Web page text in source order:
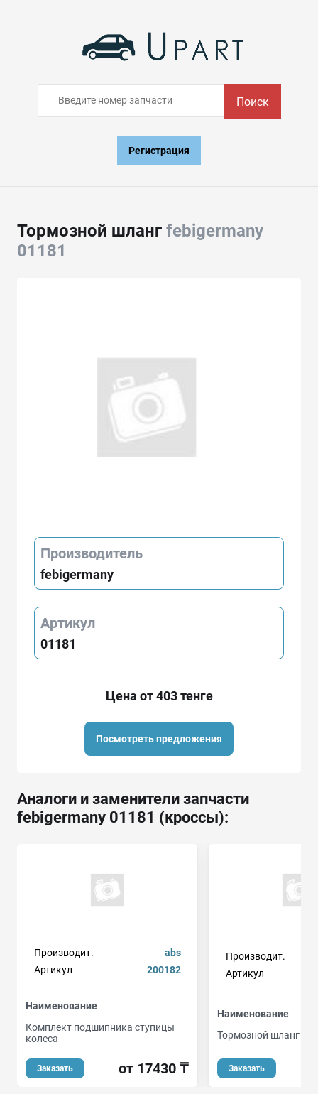
Поиск
Регистрация
Тормозной шланг febigermany
01181
Производитель
febigermany
Артикул
01181
Цена от 403 тенге
Посмотреть предложения
Аналоги и заменители запчасти
febigermany 01181 (кроссы):
Производит.
abs
Артикул
200182
Наименование
Комплект подшипника ступицы
колеса
Заказать от 17430 ₸
Производит.
Артикул
Наименование
Тормозной шланг
Заказать